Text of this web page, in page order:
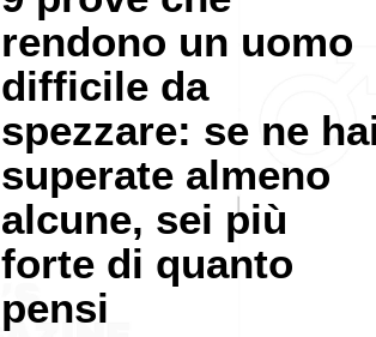
rendono un uomo
difficile da
spezzare: se ne
superate almeno
alcune, sei più
forte di quanto
pensi